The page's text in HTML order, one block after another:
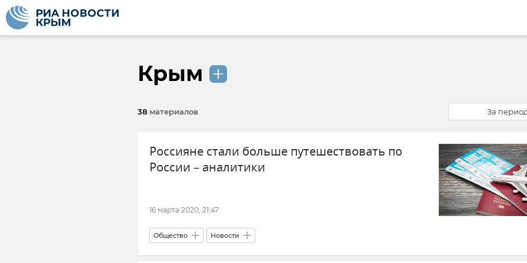
Крым
38 материалов За
Россияне стали больше путешествовать по
России – аналитики
16 марта 2020, 21:47
Общество Новости